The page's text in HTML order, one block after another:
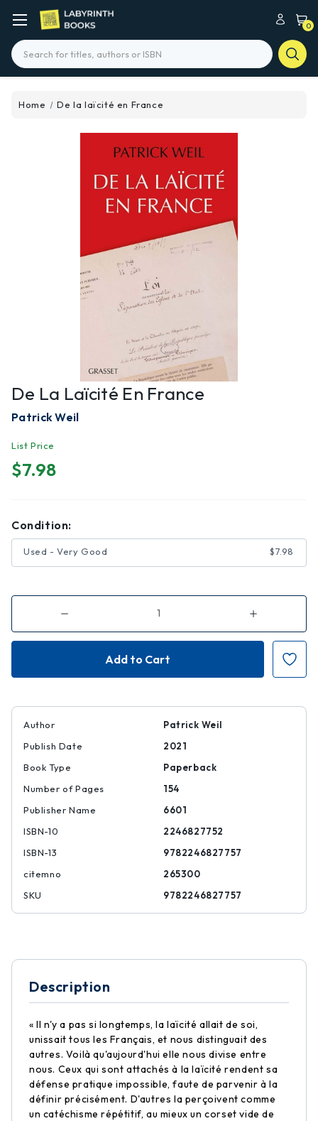
0
Search
Home De la laïcité en France
De La Laïcité En France
Patrick Weil
List Price
$7.98
Condition:
Used - Very Good $7.98
Decrease
of
De
Increase
of
De
Author
Patrick Weil
Publish Date
2021
Book Type
Paperback
Number of Pages
154
Publisher Name
6601
ISBN-10
2246827752
ISBN-13
9782246827757
citemno
265300
SKU
9782246827757
Description
« Il n'y a pas si longtemps, la laïcité allait de soi,
unissait tous les Français, et nous distinguait des
autres. Voilà qu'aujourd'hui elle nous divise entre
nous. Ceux qui sont attachés à la laïcité rendent sa
défense pratique impossible, faute de parvenir à la
définir précisément. D'autres la perçoivent comme
un catéchisme répétitif, au mieux un corset vide de